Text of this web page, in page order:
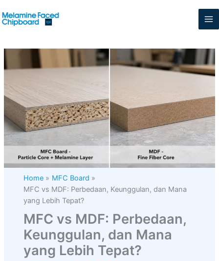
to
content
Home
MFC Board
MFC vs MDF: Perbedaan, Keunggulan, dan Mana
yang Lebih Tepat?
MFC vs MDF: Perbedaan,
Keunggulan, dan Mana
yang Lebih Tepat?